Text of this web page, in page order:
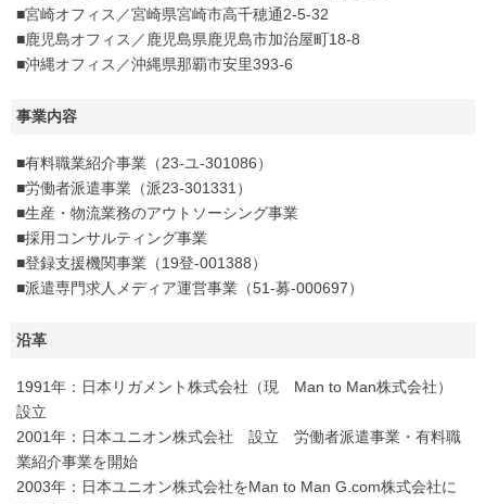
■宮崎オフィス／宮崎県宮崎市高千穂通2-5-32
■鹿児島オフィス／鹿児島県鹿児島市加治屋町18-8
■沖縄オフィス／沖縄県那覇市安里393-6
事業内容
■有料職業紹介事業（23-ユ-301086）
■労働者派遣事業（派23-301331）
■生産・物流業務のアウトソーシング事業
■採用コンサルティング事業
■登録支援機関事業（19登-001388）
■派遣専門求人メディア運営事業（51-募-000697）
沿革
1991年：日本リガメント株式会社（現 Man to Man株式会社）
設立
2001年：日本ユニオン株式会社 設立 労働者派遣事業・有料職
業紹介事業を開始
2003年：日本ユニオン株式会社をMan to Man G.com株式会社に